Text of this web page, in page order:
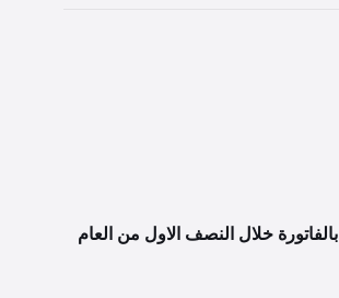
خلال النصف الاول من العام